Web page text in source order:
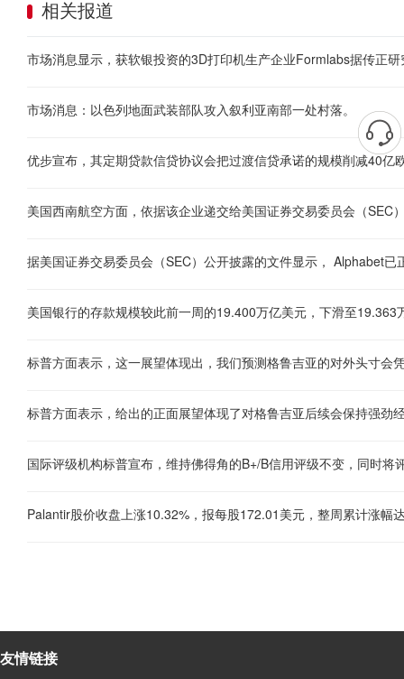
相关报道
市场消息：以色列地面武装部队攻入叙利亚南部一处村落。
优步宣布，其定期贷款信贷协议会把过渡信贷承诺的规模削减40亿
美国银行的存款规模较此前一周的19.400万亿美元，下滑至19.363
标普方面表示，这一展望体现出，我们预测格鲁吉亚的对外头寸会
标普方面表示，给出的正面展望体现了对格鲁吉亚后续会保持强劲
国际评级机构标普宣布，维持佛得角的B+/B信用评级不变，同时将
友情链接